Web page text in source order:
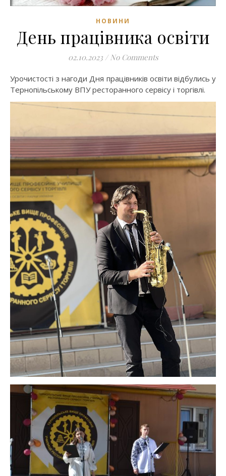
НОВИНИ
День працівника освіти
02.10.2023 / No Comments
Урочистості з нагоди Дня працівників освіти відбулись у
Тернопільському ВПУ ресторанного сервісу і торгівлі.